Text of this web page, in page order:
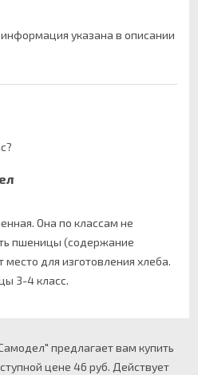
указана в описании
Она по классам не
пшеницы (содержание
для изготовления хлеба.
3-4 класс.
предлагает вам купить
цене 46 руб. Действует